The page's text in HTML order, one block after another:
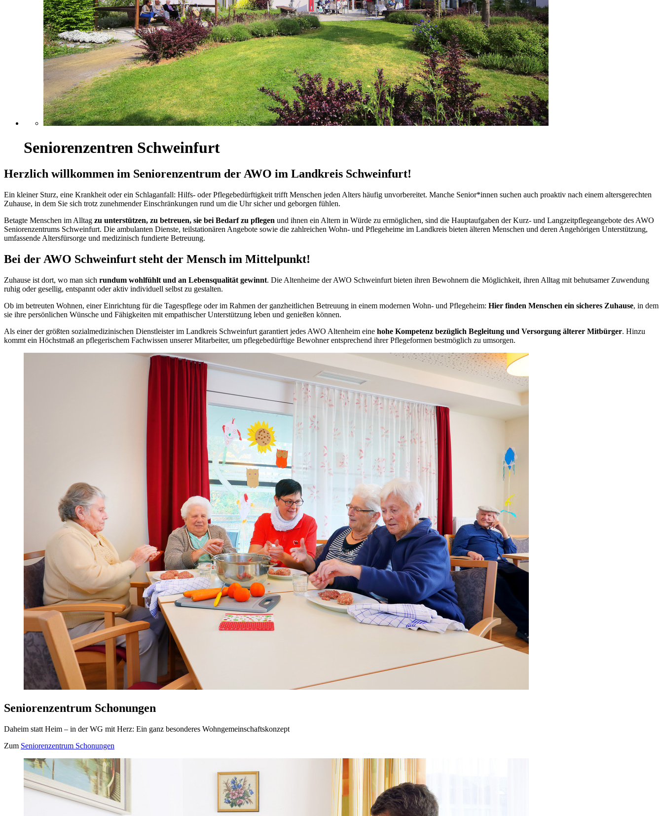
Seniorenzentren Schweinfurt
Herzlich willkommen im Seniorenzentrum der AWO im Landkreis Schweinfurt!
Ein kleiner Sturz, eine Krankheit oder ein Schlaganfall: Hilfs- oder Pflegebedürftigkeit trifft Menschen jeden Alters häufig unvorbereitet. Manche Senior*innen suchen auch proaktiv nach einem altersgerechten
Zuhause, in dem Sie sich trotz zunehmender Einschränkungen rund um die Uhr sicher und geborgen fühlen.
Betagte Menschen im Alltag zu unterstützen, zu betreuen, sie bei Bedarf zu pflegen und ihnen ein Altern in Würde zu ermöglichen, sind die Hauptaufgaben der Kurz- und Langzeitpflegeangebote des AWO
Seniorenzentrums Schweinfurt. Die ambulanten Dienste, teilstationären Angebote sowie die zahlreichen Wohn- und Pflegeheime im Landkreis bieten älteren Menschen und deren Angehörigen Unterstützung,
umfassende Altersfürsorge und medizinisch fundierte Betreuung.
Bei der AWO Schweinfurt steht der Mensch im Mittelpunkt!
Zuhause ist dort, wo man sich rundum wohlfühlt und an Lebensqualität gewinnt. Die Altenheime der AWO Schweinfurt bieten ihren Bewohnern die Möglichkeit, ihren Alltag mit behutsamer Zuwendung
ruhig oder gesellig, entspannt oder aktiv individuell selbst zu gestalten.
Ob im betreuten Wohnen, einer Einrichtung für die Tagespflege oder im Rahmen der ganzheitlichen Betreuung in einem modernen Wohn- und Pflegeheim: Hier finden Menschen ein sicheres Zuhause, in dem
sie ihre persönlichen Wünsche und Fähigkeiten mit empathischer Unterstützung leben und genießen können.
Als einer der größten sozialmedizinischen Dienstleister im Landkreis Schweinfurt garantiert jedes AWO Altenheim eine hohe Kompetenz bezüglich Begleitung und Versorgung älterer Mitbürger. Hinzu
kommt ein Höchstmaß an pflegerischem Fachwissen unserer Mitarbeiter, um pflegebedürftige Bewohner entsprechend ihrer Pflegeformen bestmöglich zu umsorgen.
Seniorenzentrum Schonungen
Daheim statt Heim – in der WG mit Herz: Ein ganz besonderes Wohngemeinschaftskonzept
Zum Seniorenzentrum Schonungen